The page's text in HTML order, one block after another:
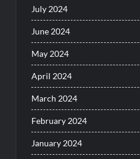
July 2024
June 2024
May 2024
April 2024
March 2024
February 2024
January 2024